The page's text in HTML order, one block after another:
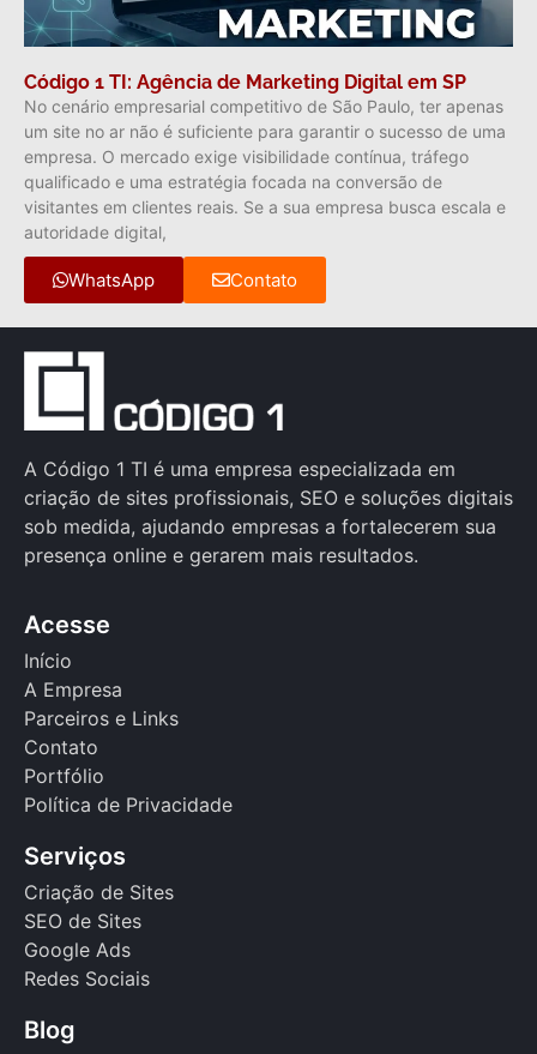
Código 1 TI: Agência de Marketing Digital em SP
No cenário empresarial competitivo de São Paulo, ter apenas
um site no ar não é suficiente para garantir o sucesso de uma
empresa. O mercado exige visibilidade contínua, tráfego
qualificado e uma estratégia focada na conversão de
visitantes em clientes reais. Se a sua empresa busca escala e
autoridade digital,
WhatsApp Contato
A Código 1 TI é uma empresa especializada em
criação de sites profissionais, SEO e soluções digitais
sob medida, ajudando empresas a fortalecerem sua
presença online e gerarem mais resultados.
Acesse
Início
A Empresa
Parceiros e Links
Contato
Portfólio
Política de Privacidade
Serviços
Criação de Sites
SEO de Sites
Google Ads
Redes Sociais
Blog